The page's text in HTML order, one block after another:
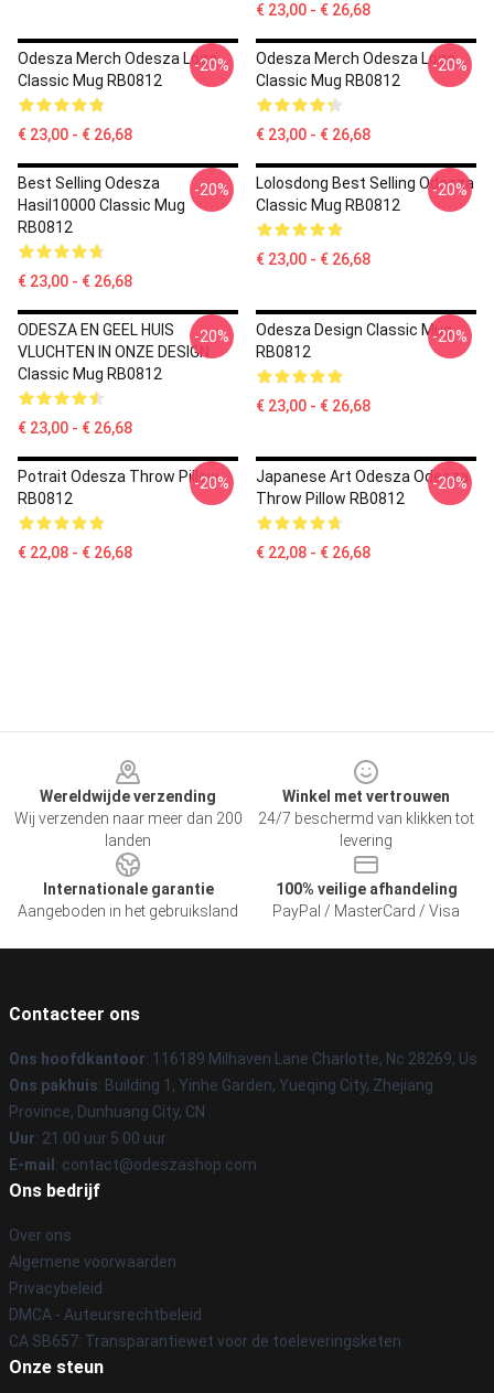
€ 23,00 - € 26,68
Odesza Merch Odesza Logo
Classic Mug RB0812
€ 23,00 - € 26,68
-20%
Odesza Merch Odesza Logo
Classic Mug RB0812
€ 23,00 - € 26,68
-20%
Best Selling Odesza
Hasil10000 Classic Mug
RB0812
€ 23,00 - € 26,68
-20%
Lolosdong Best Selling Odesza
Classic Mug RB0812
€ 23,00 - € 26,68
-20%
ODESZA EN GEEL HUIS
VLUCHTEN IN ONZE DESIGN
Classic Mug RB0812
€ 23,00 - € 26,68
-20%
Odesza Design Classic Mug
RB0812
€ 23,00 - € 26,68
-20%
Potrait Odesza Throw Pillow
RB0812
€ 22,08 - € 26,68
-20%
Japanese Art Odesza Odesza
Throw Pillow RB0812
€ 22,08 - € 26,68
-20%
Wereldwijde verzending
Wij verzenden naar meer dan 200
landen
Winkel met vertrouwen
24/7 beschermd van klikken tot
levering
Internationale garantie
Aangeboden in het gebruiksland
100% veilige afhandeling
PayPal / MasterCard / Visa
Contacteer ons
Ons hoofdkantoor: 116189 Milhaven Lane Charlotte, Nc 28269, Us
Ons pakhuis: Building 1, Yinhe Garden, Yueqing City, Zhejiang
Province, Dunhuang City, CN
Uur: 21.00 uur 5.00 uur
E-mail : contact@odeszashop.com
Ons bedrijf
Over ons
Algemene voorwaarden
Privacybeleid
DMCA - Auteursrechtbeleid
CA SB657: Transparantiewet voor de toeleveringsketen
Onze steun